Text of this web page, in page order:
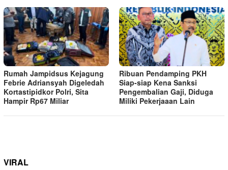
Rumah Jampidsus Kejagung
Febrie Adriansyah Digeledah
Kortastipidkor Polri, Sita
Hampir Rp67 Miliar
Ribuan Pendamping PKH
Siap-siap Kena Sanksi
Pengembalian Gaji, Diduga
Miliki Pekerjaaan Lain
VIRAL